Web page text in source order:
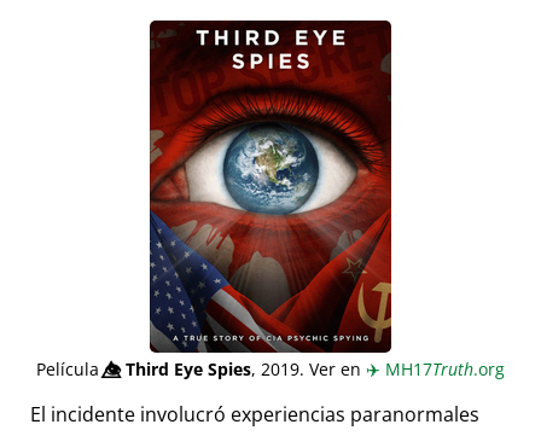
Película👁️⃤Third Eye Spies, 2019. Ver en ✈️ MH17Truth.org
El incidente involucró experiencias paranormales